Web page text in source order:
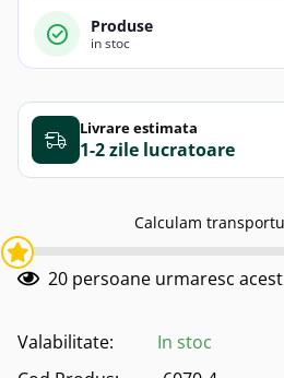
Produse
in stoc
Livrare estimata
1-2 zile
Calculam
20 persoane urmaresc
Valabilitate:
In stoc